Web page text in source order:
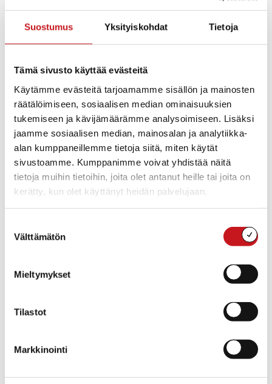
Suostumus Yksityiskohdat Tietoja
Tämä sivusto käyttää evästeitä
Käytämme evästeitä tarjoamamme sisällön ja mainosten
räätälöimiseen, sosiaalisen median ominaisuuksien
tukemiseen ja kävijämäärämme analysoimiseen. Lisäksi
jaamme sosiaalisen median, mainosalan ja analytiikka-
alan kumppaneillemme tietoja siitä, miten käytät
sivustoamme. Kumppanimme voivat yhdistää näitä
tietoja muihin tietoihin, joita olet antanut heille tai joita on
kerätty, kun olet käyttänyt heidän palvelujaan.
valinta
Välttämätön
Mieltymykset
Tilastot
Markkinointi
valmiina työpajassa.
Työpajan ohjaa taidepedagogi Mervi Riikonen.
Vapaa pääsy!
Lisää kalenteriin
TIEDOT
Päivämäärä:
ke 25.6.2025
15:30 - 17:30
Tapahtuma tagia:
Kotisivu:
JÄRJESTÄJÄ
Rautalammin
posti@rautalamminkulttuur
Rautalammin kirjaston Kivijalka